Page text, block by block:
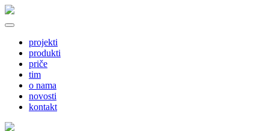
projekti
produkti
priče
tim
o nama
novosti
kontakt